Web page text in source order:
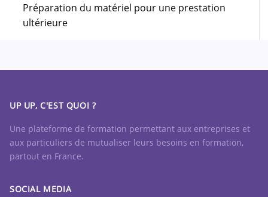
Préparation du matériel pour une prestation
ultérieure
UP UP, C'EST QUOI ?
Une plateforme de formation permettant aux entreprises et
aux particuliers de mutualiser leurs besoins en formation,
partout en France.
SOCIAL MEDIA